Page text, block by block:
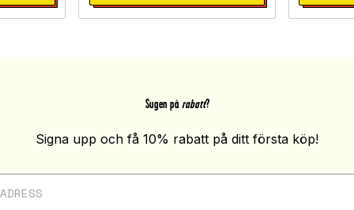
Sugen på rabatt?
Signa upp och få 10% rabatt på ditt första köp!